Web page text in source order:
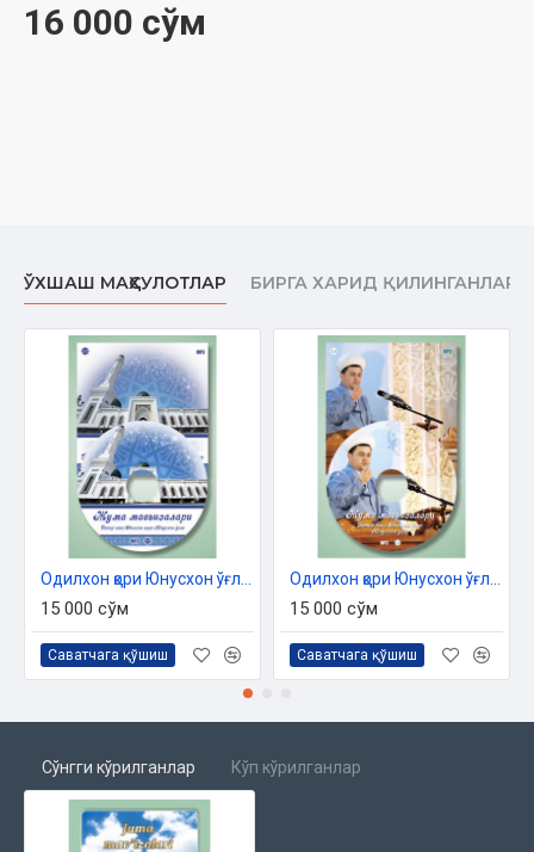
16 000 сўм
ЎХШАШ МАҲСУЛОТЛАР БИРГА ХАРИД ҚИЛИНГАНЛАР
15 000 сўм
Саватчага қўшиш
15 000 сўм
Саватчага қўшиш
Сўнгги кўрилганлар Кўп кўрилганлар